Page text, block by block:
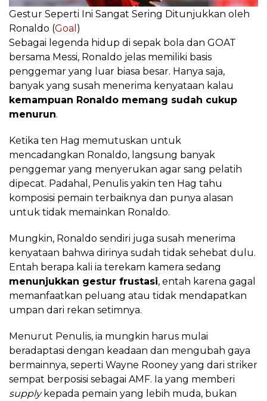
Gestur Seperti Ini Sangat Sering Ditunjukkan oleh
Ronaldo (Goal )
Sebagai legenda hidup di sepak bola dan GOAT
bersama Messi, Ronaldo jelas memiliki basis
penggemar yang luar biasa besar. Hanya saja,
banyak yang susah menerima kenyataan kalau
kemampuan Ronaldo memang sudah cukup
menurun.
Ketika ten Hag memutuskan untuk
mencadangkan Ronaldo, langsung banyak
penggemar yang menyerukan agar sang pelatih
dipecat. Padahal, Penulis yakin ten Hag tahu
komposisi pemain terbaiknya dan punya alasan
untuk tidak memainkan Ronaldo.
Mungkin, Ronaldo sendiri juga susah menerima
kenyataan bahwa dirinya sudah tidak sehebat dulu.
Entah berapa kali ia terekam kamera sedang
menunjukkan gestur frustasi, entah karena gagal
memanfaatkan peluang atau tidak mendapatkan
umpan dari rekan setimnya.
Menurut Penulis, ia mungkin harus mulai
beradaptasi dengan keadaan dan mengubah gaya
bermainnya, seperti Wayne Rooney yang dari striker
sempat berposisi sebagai AMF. Ia yang memberi
supplykepada pemain yang lebih muda, bukan